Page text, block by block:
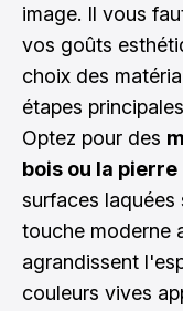
image. Il vous
vos goûts
choix des
étapes
Optez pour des
bois ou la pierre
surfaces laquées
touche moderne
agrandissent
couleurs vives